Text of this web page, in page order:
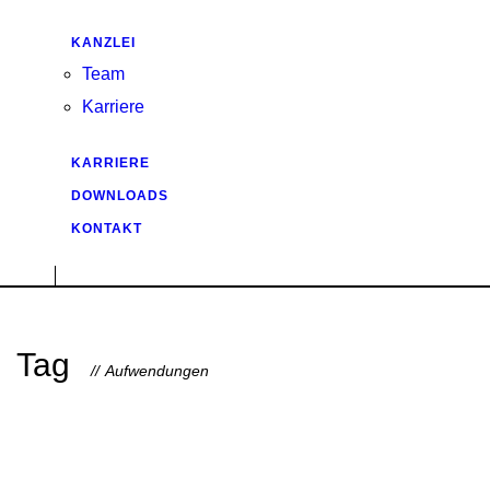
KANZLEI
Team
Karriere
KARRIERE
DOWNLOADS
KONTAKT
Tag Aufwendungen